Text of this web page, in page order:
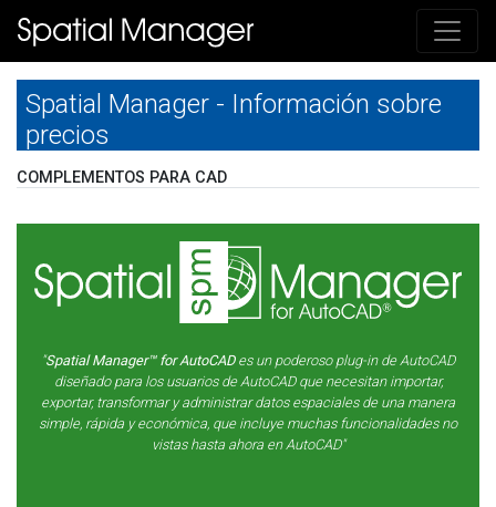
Spatial Manager - Información sobre
precios
COMPLEMENTOS PARA CAD
"Spatial Manager™ for AutoCADes un poderoso plug-in de AutoCAD
diseñado para los usuarios de AutoCAD que necesitan importar,
exportar, transformar y administrar datos espaciales de una manera
simple, rápida y económica, que incluye muchas funcionalidades no
vistas hasta ahora en AutoCAD"